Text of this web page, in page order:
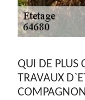
QUI DE PLUS
TRAVAUX